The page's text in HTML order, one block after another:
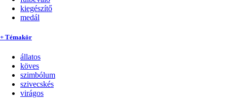
kiegészítő
medál
+ Témakör
állatos
köves
szimbólum
szivecskés
virágos